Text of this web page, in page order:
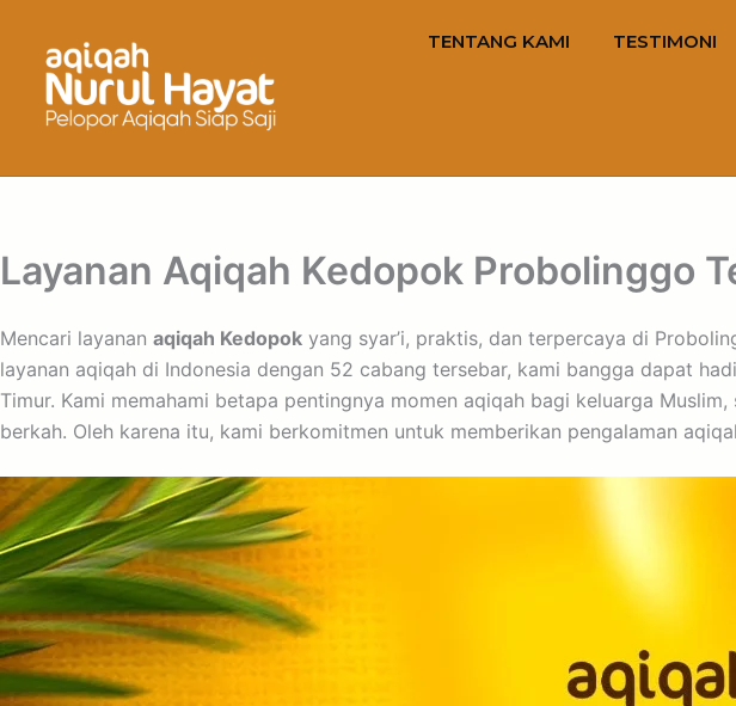
TENTANG KAMI TESTIMONI
Layanan Aqiqah Kedopok Probolinggo
Mencari layanan aqiqah Kedopok yang syar’i, praktis, dan terpercaya di
layanan aqiqah di Indonesia dengan 52 cabang tersebar, kami bangga dapat
Timur. Kami memahami betapa pentingnya momen aqiqah bagi keluarga
berkah. Oleh karena itu, kami berkomitmen untuk memberikan pengalaman